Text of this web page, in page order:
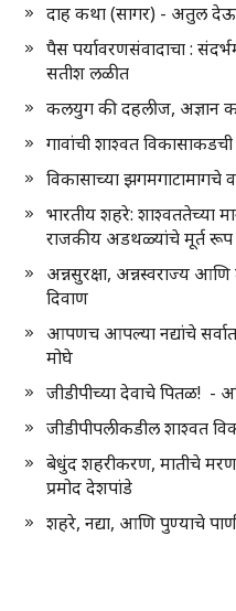
दाह कथा (सागर) - अतुल
पैस पर्यावरणसंवादाचा :
सतीश लळीत
कलयुग की दहलीज, अज्ञान का
गावांची शाश्वत
विकासाच्या झगमगाटामागचे
भारतीय शहरे: शाश्वततेच्या
राजकीय अडथळ्यांचे मूर्त रूप -
अन्नसुरक्षा, अन्नस्वराज्य
दिवाण
आपणच आपल्या नद्यांचे
मोघे
जीडीपीच्या देवाचे पितळ! -
जीडीपीपलीकडील शाश्वत
बेधुंद शहरीकरण, मातीचे
प्रमोद देशपांडे
शहरे, नद्या, आणि पुण्याचे